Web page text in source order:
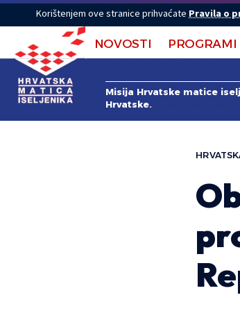
Korištenjem ove stranice prihvaćate Pravila o
NOVOSTI PROGRAMI
Misija Hrvatske matice
Hrvatske.